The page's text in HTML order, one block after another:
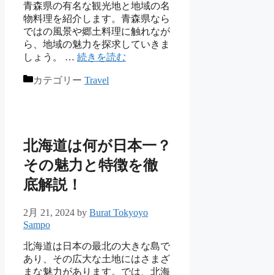
青森県の有名な観光地と地域の名
物料理を紹介します。青森県なら
ではの風景や郷土料理に触れなが
ら、地域の魅力を探求していきま
しょう。 … 続きを読む
カテゴリー Travel
北海道は何が日本一？
その魅力と特徴を徹
底解説！
2月 21, 2024 by Burat Tokyoyo
Sampo
北海道は日本の最北の大きな島で
あり、その広大な土地にはさまざ
まな魅力があります。では、北海